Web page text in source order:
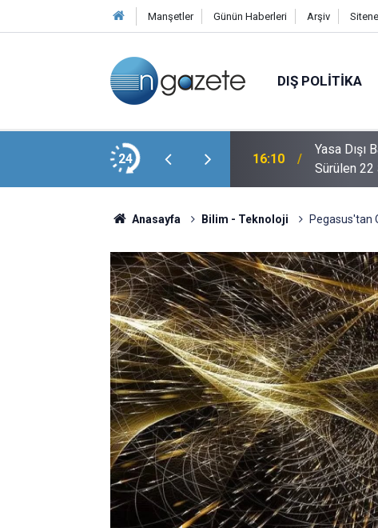
Manşetler Günün Haberleri Arşiv
DIŞ POLITIKA
24
Rol Oynayan Yangın Havuzlarının
16:10
Yasa Dışı
Sürülen 22
Anasayfa Bilim - Teknoloji Pegasus'tan